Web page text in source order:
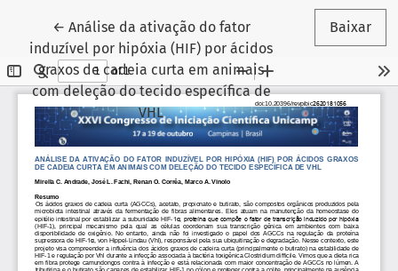
← Voltar aos Detalhes do Artigo
Análise da ativação do fator
induzível por hipóxia (HIF) por ácidos
graxos de cadeia curta em animais
com deleção do tecido específica de
VHL
Baixar